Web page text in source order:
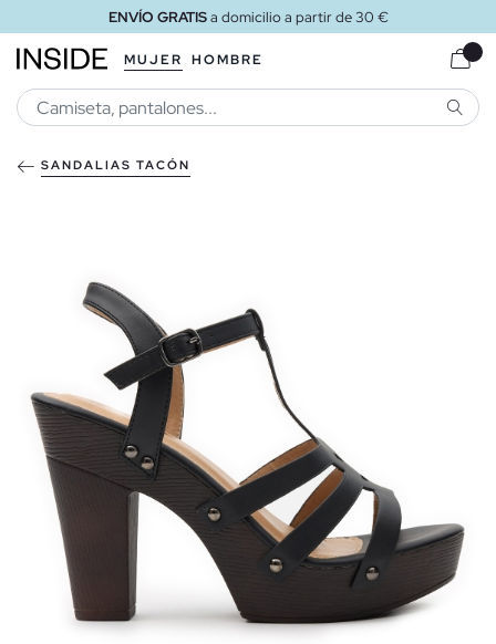
ENVÍO GRATISa domicilio a partir de 30 €
MUJER HOMBRE
SANDALIAS TACÓN